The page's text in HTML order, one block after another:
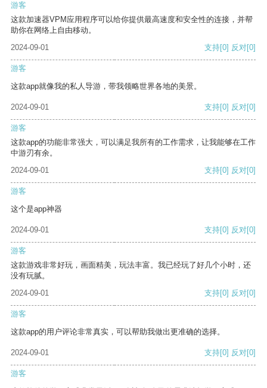
游客
这款加速器VPM应用程序可以给你提供最高速度和安全性的连接，并帮
助你在网络上自由移动。
2024-09-01
支持[0] 反对[0]
游客
这款app就像我的私人导游，带我领略世界各地的美景。
2024-09-01 支持[0] 反对[0]
游客
这款app的功能非常强大，可以满足我所有的工作需求，让我能够在工作
中游刃有余。
2024-09-01
支持[0] 反对[0]
游客
这个是app神器
2024-09-01 支持[0] 反对[0]
游客
这款游戏非常好玩，画面精美，玩法丰富。我已经玩了好几个小时，还
没有玩腻。
2024-09-01
支持[0] 反对[0]
游客
这款app的用户评论非常真实，可以帮助我做出更准确的选择。
2024-09-01 支持[0] 反对[0]
游客